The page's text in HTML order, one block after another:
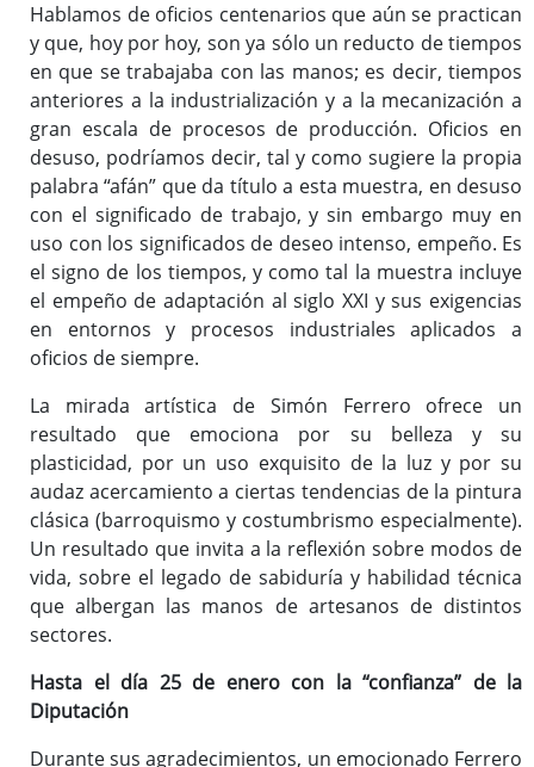
Hablamos de oficios centenarios que aún se practican
y que, hoy por hoy, son ya sólo un reducto de tiempos
en que se trabajaba con las manos; es decir, tiempos
anteriores a la industrialización y a la mecanización a
gran escala de procesos de producción. Oficios en
desuso, podríamos decir, tal y como sugiere la propia
palabra “afán” que da título a esta muestra, en desuso
con el significado de trabajo, y sin embargo muy en
uso con los significados de deseo intenso, empeño. Es
el signo de los tiempos, y como tal la muestra incluye
el empeño de adaptación al siglo XXI y sus exigencias
en entornos y procesos industriales aplicados a
oficios de siempre.
La mirada artística de Simón Ferrero ofrece un
resultado que emociona por su belleza y su
plasticidad, por un uso exquisito de la luz y por su
audaz acercamiento a ciertas tendencias de la pintura
clásica (barroquismo y costumbrismo especialmente).
Un resultado que invita a la reflexión sobre modos de
vida, sobre el legado de sabiduría y habilidad técnica
que albergan las manos de artesanos de distintos
sectores.
Hasta el día 25 de enero con la “confianza” de la
Diputación
Durante sus agradecimientos, un emocionado Ferrero